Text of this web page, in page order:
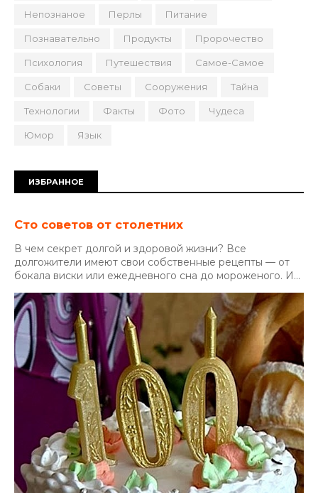
Непознаное Перлы Питание
Познавательно Продукты Пророчество
Психология Путешествия Самое-Самое
Собаки Советы Сооружения Тайна
Технологии Факты Фото Чудеса
Юмор Язык
ИЗБРАННОЕ
Сто советов от столетних
В чем секрет долгой и здоровой жизни? Все
долгожители имеют свои собственные рецепты — от
бокала виски или ежедневного сна до мороженого. И...